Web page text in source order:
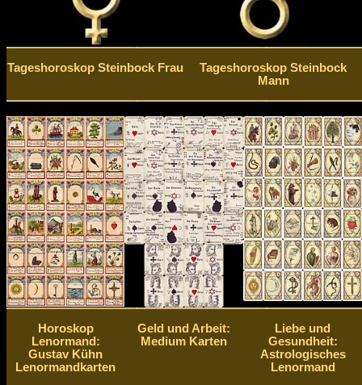
Tageshoroskop Steinbock Frau
Tageshoroskop Steinbock
Mann
Horoskop
Lenormand:
Gustav Kühn
Lenormandkarten
Geld und Arbeit:
Medium Karten
Liebe und
Gesundheit:
Astrologisches
Lenormand